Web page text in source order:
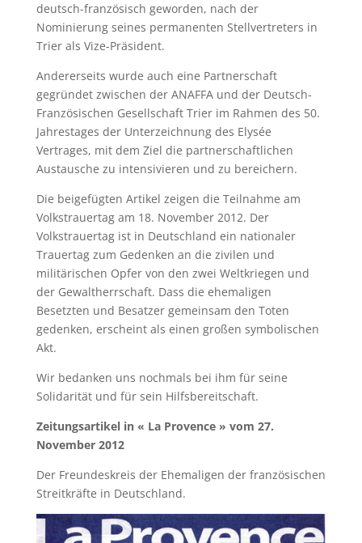
deutsch-französisch geworden, nach der
Nominierung seines permanenten Stellvertreters in
Trier als Vize-Präsident.
Andererseits wurde auch eine Partnerschaft
gegründet zwischen der ANAFFA und der Deutsch-
Französischen Gesellschaft Trier im Rahmen des 50.
Jahrestages der Unterzeichnung des Elysée
Vertrages, mit dem Ziel die partnerschaftlichen
Austausche zu intensivieren und zu bereichern.
Die beigefügten Artikel zeigen die Teilnahme am
Volkstrauertag am 18. November 2012. Der
Volkstrauertag ist in Deutschland ein nationaler
Trauertag zum Gedenken an die zivilen und
militärischen Opfer von den zwei Weltkriegen und
der Gewaltherrschaft. Dass die ehemaligen
Besetzten und Besatzer gemeinsam den Toten
gedenken, erscheint als einen großen symbolischen
Akt.
Wir bedanken uns nochmals bei ihm für seine
Solidarität und für sein Hilfsbereitschaft.
Zeitungsartikel in « La Provence » vom 27.
November 2012
Der Freundeskreis der Ehemaligen der französischen
Streitkräfte in Deutschland.